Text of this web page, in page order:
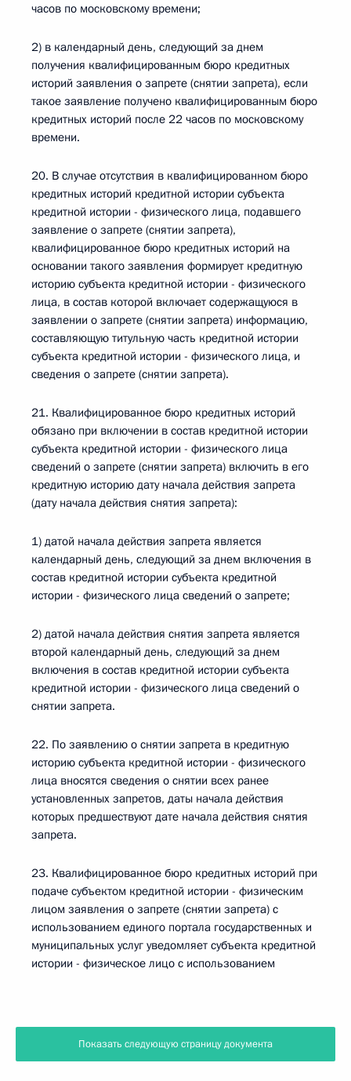
часов по московскому времени;
2) в календарный день, следующий за днем
получения квалифицированным бюро кредитных
историй заявления о запрете (снятии запрета), если
такое заявление получено квалифицированным бюро
кредитных историй после 22 часов по московскому
времени.
20. В случае отсутствия в квалифицированном бюро
кредитных историй кредитной истории субъекта
кредитной истории - физического лица, подавшего
заявление о запрете (снятии запрета),
квалифицированное бюро кредитных историй на
основании такого заявления формирует кредитную
историю субъекта кредитной истории - физического
лица, в состав которой включает содержащуюся в
заявлении о запрете (снятии запрета) информацию,
составляющую титульную часть кредитной истории
субъекта кредитной истории - физического лица, и
сведения о запрете (снятии запрета).
21. Квалифицированное бюро кредитных историй
обязано при включении в состав кредитной истории
субъекта кредитной истории - физического лица
сведений о запрете (снятии запрета) включить в его
кредитную историю дату начала действия запрета
(дату начала действия снятия запрета):
1) датой начала действия запрета является
календарный день, следующий за днем включения в
состав кредитной истории субъекта кредитной
истории - физического лица сведений о запрете;
2) датой начала действия снятия запрета является
второй календарный день, следующий за днем
включения в состав кредитной истории субъекта
кредитной истории - физического лица сведений о
снятии запрета.
22. По заявлению о снятии запрета в кредитную
историю субъекта кредитной истории - физического
лица вносятся сведения о снятии всех ранее
установленных запретов, даты начала действия
которых предшествуют дате начала действия снятия
запрета.
23. Квалифицированное бюро кредитных историй при
подаче субъектом кредитной истории - физическим
лицом заявления о запрете (снятии запрета) с
использованием единого портала государственных и
муниципальных услуг уведомляет субъекта кредитной
истории - физическое лицо с использованием
Показать следующую страницу документа